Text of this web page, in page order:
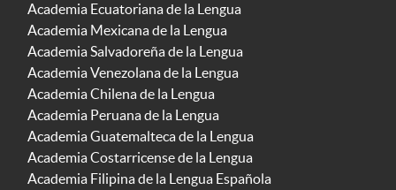
Academia Ecuatoriana de la Lengua
Academia Mexicana de la Lengua
Academia Salvadoreña de la Lengua
Academia Venezolana de la Lengua
Academia Chilena de la Lengua
Academia Peruana de la Lengua
Academia Guatemalteca de la Lengua
Academia Costarricense de la Lengua
Academia Filipina de la Lengua Española